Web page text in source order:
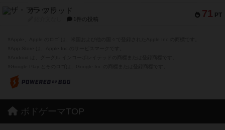
71 PT
ザ・フラッド
1件の投稿
ボドゲーマTOP